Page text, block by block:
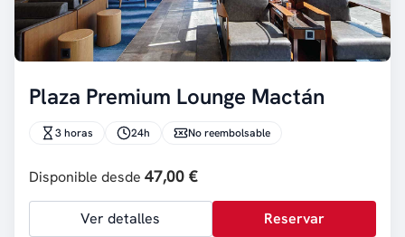
Plaza Premium Lounge Mactán
3 horas 24h No reembolsable
Disponible desde 47,00 €
Ver detalles Reservar